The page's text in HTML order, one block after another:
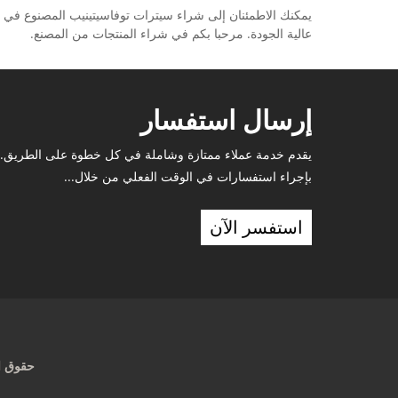
عالية الجودة. مرحبا بكم في شراء المنتجات من المصنع.
إرسال استفسار
يقدم خدمة عملاء ممتازة وشاملة في كل خطوة على
بإجراء استفسارات في الوقت الفعلي من خلال...
استفسر الآن
حقوق الطبع والنشر ©